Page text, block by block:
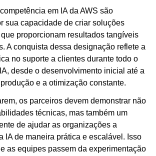
em IA da AWS são
sua capacidade de criar soluções
proporcionam resultados tangíveis
A conquista dessa designação reflete a
no suporte a clientes durante todo o
desde o desenvolvimento inicial até a
e a otimização constante.
os parceiros devem demonstrar não
técnicas, mas também um
de ajudar as organizações a
IA de maneira prática e escalável. Isso
as equipes passem da experimentação